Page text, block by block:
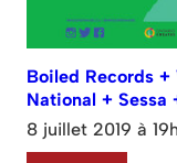
Boiled Records +
National + Sessa
8 juillet 2019 à